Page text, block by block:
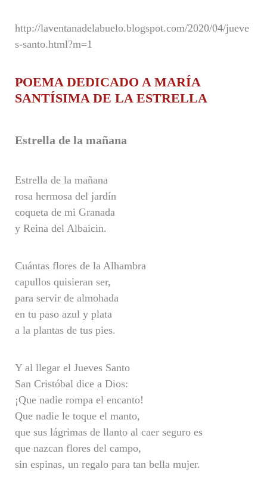
http://laventanadelabuelo.blogspot.com/2020/04/jueve
s-santo.html?m=1
POEMA DEDICADO A MARÍA
SANTÍSIMA DE LA ESTRELLA
Estrella de la mañana
Estrella de la mañana
rosa hermosa del jardín
coqueta de mi Granada
y Reina del Albaicin.
Cuántas flores de la Alhambra
capullos quisieran ser,
para servir de almohada
en tu paso azul y plata
a la plantas de tus pies.
Y al llegar el Jueves Santo
San Cristóbal dice a Dios:
¡Que nadie rompa el encanto!
Que nadie le toque el manto,
que sus lágrimas de llanto al caer seguro es
que nazcan flores del campo,
sin espinas, un regalo para tan bella mujer.